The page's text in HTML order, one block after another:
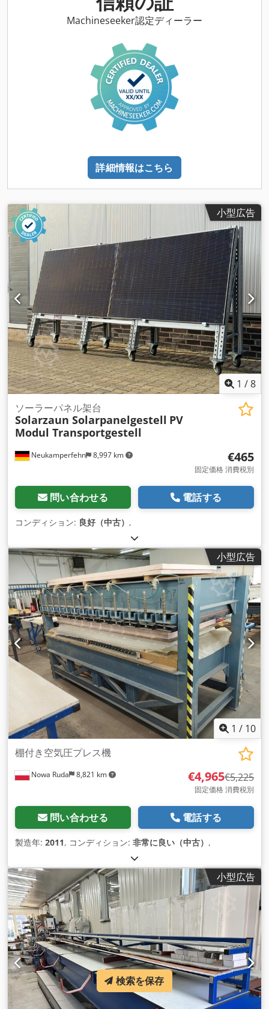
Machineseeker認定ディーラー
詳細情報はこちら
小型広告
1 /8
Neukamperfehn 8,997 km
ソーラーパネル架台
Solarzaun Solarpanelgestell PV
Modul Transportgestell
€465
固定価格 消費税別
問い合わせる 電話する
コンディション: 良好（中古） ,
小型広告
1 / 10
Nowa Ruda 8,821 km
棚付き空気圧プレス機
€4,965€5,225
固定価格 消費税別
問い合わせる 電話する
製造年: 2011, コンディション: 非常に良い（中古） ,
小型広告
検索を保存